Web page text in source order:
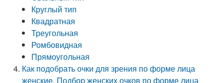
Круглый тип
Квадратная
Треугольная
Ромбовидная
Прямоугольная
Как подобрать очки для зрения по форме лица
женские. Подбор женских очков по форме лица